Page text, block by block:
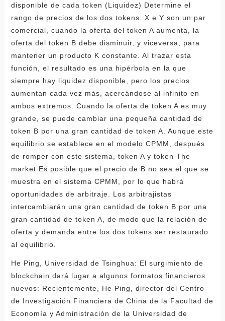
disponible de cada token (Liquidez) Determine el
rango de precios de los dos tokens. X e Y son un par
comercial, cuando la oferta del token A aumenta, la
oferta del token B debe disminuir, y viceversa, para
mantener un producto K constante. Al trazar esta
función, el resultado es una hipérbola en la que
siempre hay liquidez disponible, pero los precios
aumentan cada vez más, acercándose al infinito en
ambos extremos. Cuando la oferta de token A es muy
grande, se puede cambiar una pequeña cantidad de
token B por una gran cantidad de token A. Aunque este
equilibrio se establece en el modelo CPMM, después
de romper con este sistema, token A y token The
market Es posible que el precio de B no sea el que se
muestra en el sistema CPMM, por lo que habrá
oportunidades de arbitraje. Los arbitrajistas
intercambiarán una gran cantidad de token B por una
gran cantidad de token A, de modo que la relación de
oferta y demanda entre los dos tokens ser restaurado
al equilibrio.
He Ping, Universidad de Tsinghua: El surgimiento de
blockchain dará lugar a algunos formatos financieros
nuevos: Recientemente, He Ping, director del Centro
de Investigación Financiera de China de la Facultad de
Economía y Administración de la Universidad de